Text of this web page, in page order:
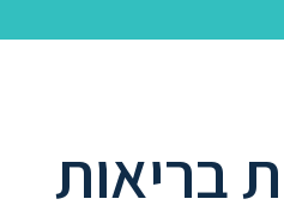
בריאות